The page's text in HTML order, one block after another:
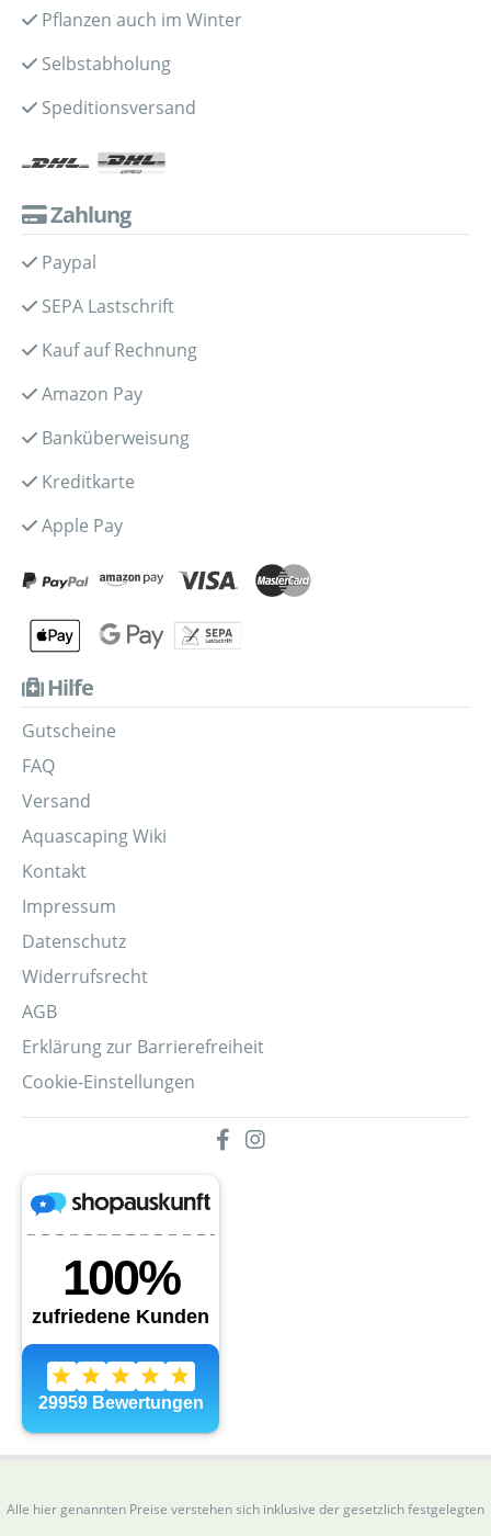
Pflanzen auch im Winter
Selbstabholung
Speditionsversand
Zahlung
Paypal
SEPA Lastschrift
Kauf auf Rechnung
Amazon Pay
Banküberweisung
Kreditkarte
Apple Pay
Hilfe
Gutscheine
FAQ
Versand
Aquascaping Wiki
Kontakt
Impressum
Datenschutz
Widerrufsrecht
AGB
Erklärung zur Barrierefreiheit
Cookie-Einstellungen
Alle hier genannten Preise verstehen sich inklusive der gesetzlich festgelegten